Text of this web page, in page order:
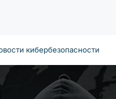
кибербезопасности